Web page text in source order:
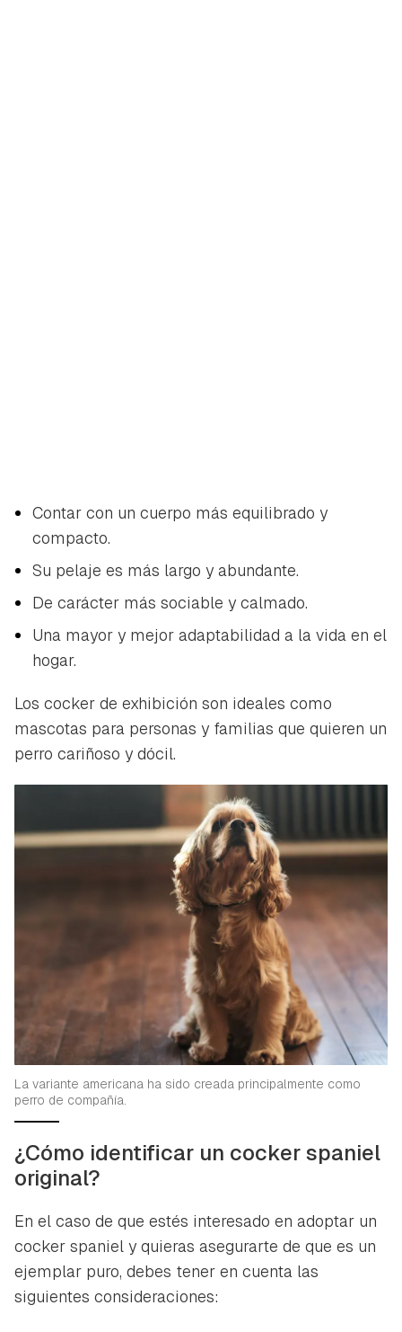
Contar con un cuerpo más equilibrado y
compacto.
Su pelaje es más largo y abundante.
De carácter más sociable y calmado.
Una mayor y mejor adaptabilidad a la vida en el
hogar.
Los cocker de exhibición son ideales como
mascotas para personas y familias que quieren un
perro cariñoso y dócil.
La variante americana ha sido creada principalmente como
perro de compañía.
¿Cómo identificar un cocker spaniel
original?
En el caso de que estés interesado en adoptar un
cocker spaniel y quieras asegurarte de que es un
ejemplar puro, debes tener en cuenta las
siguientes consideraciones: